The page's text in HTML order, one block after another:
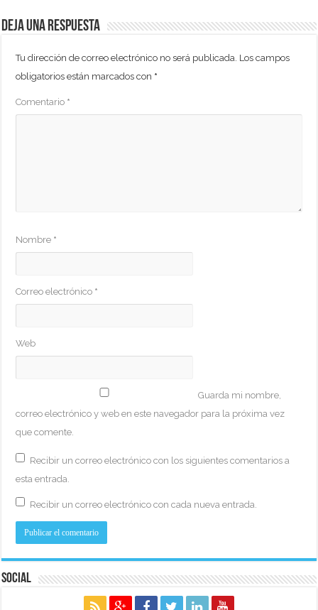
Deja una respuesta
Tu dirección de correo electrónico no será publicada. Los campos
obligatorios están marcados con *
Comentario *
Nombre *
Correo electrónico *
Web
Guarda mi nombre,
correo electrónico y web en este navegador para la próxima vez
que comente.
Recibir un correo electrónico con los siguientes comentarios a
esta entrada.
Recibir un correo electrónico con cada nueva entrada.
Social